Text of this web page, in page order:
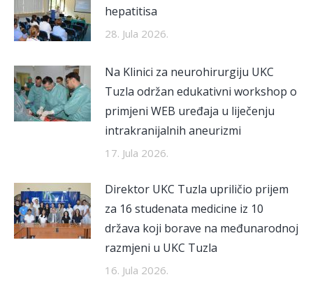
hepatitisa
28. Jula 2026.
Na Klinici za neurohirurgiju UKC
Tuzla održan edukativni workshop o
primjeni WEB uređaja u liječenju
intrakranijalnih aneurizmi
17. Jula 2026.
Direktor UKC Tuzla upriličio prijem
za 16 studenata medicine iz 10
država koji borave na međunarodnoj
razmjeni u UKC Tuzla
16. Jula 2026.